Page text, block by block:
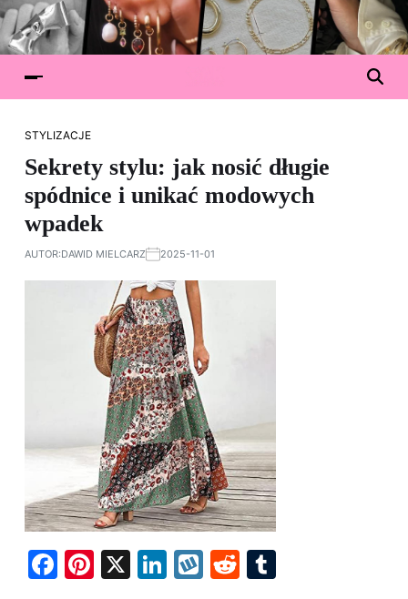
STYLIZACJE
Sekrety stylu: jak nosić długie
spódnice i unikać modowych
wpadek
AUTOR:DAWID MIELCARZ 2025-11-01
F
Pi X
Li W R